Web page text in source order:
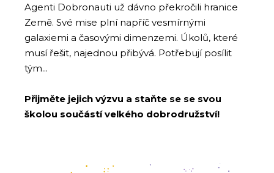
Agenti Dobronauti už dávno překročili hranice
Země. Své mise plní napříč vesmírnými
galaxiemi a časovými dimenzemi. Úkolů, které
musí řešit, najednou přibývá. Potřebují posílit
tým...
Přijměte jejich výzvu a staňte se se svou
školou součástí velkého dobrodružství!